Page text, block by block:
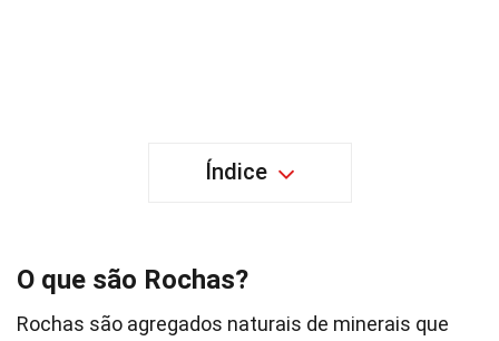
Índice
O que são Rochas?
Rochas são agregados naturais de minerais que